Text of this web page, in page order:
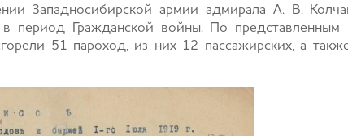
Западносибирской армии адмирала А. В.
период Гражданской войны. По представленным
51 пароход, из них 12 пассажирских, а